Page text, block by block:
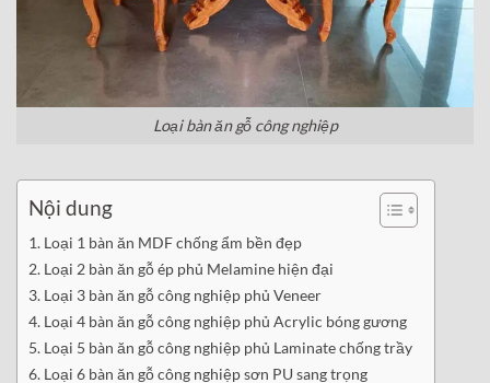
Loại bàn ăn gỗ công nghiệp
Nội dung
Loại 1 bàn ăn MDF chống ẩm bền đẹp
Loại 2 bàn ăn gỗ ép phủ Melamine hiện đại
Loại 3 bàn ăn gỗ công nghiệp phủ Veneer
Loại 4 bàn ăn gỗ công nghiệp phủ Acrylic bóng gương
Loại 5 bàn ăn gỗ công nghiệp phủ Laminate chống trầy
Loại 6 bàn ăn gỗ công nghiệp sơn PU sang trọng